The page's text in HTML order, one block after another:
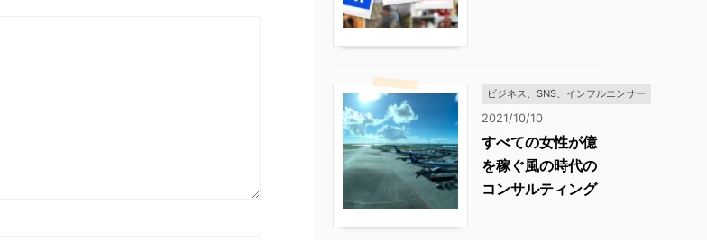
ビジネス、SNS、インフルエンサー
2021/10/10
すべての女性が億
を稼ぐ風の時代の
コンサルティング